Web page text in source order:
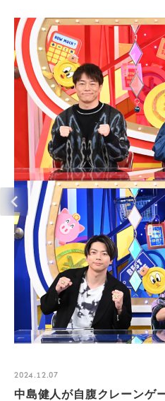
2024.12.07
中島健人が自腹クレーンゲ